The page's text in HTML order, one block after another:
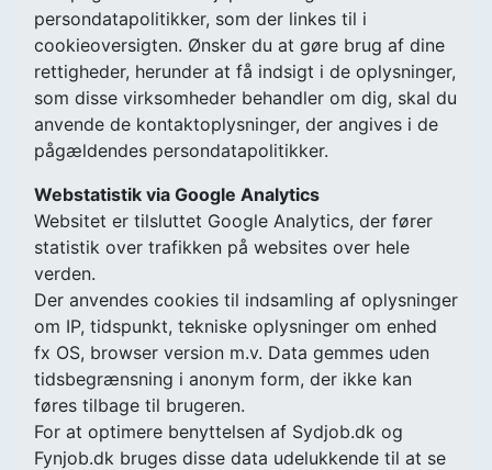
persondatapolitikker, som der linkes til i
cookieoversigten. Ønsker du at gøre brug af dine
rettigheder, herunder at få indsigt i de oplysninger,
som disse virksomheder behandler om dig, skal du
anvende de kontaktoplysninger, der angives i de
pågældendes persondatapolitikker.
Webstatistik via Google Analytics
Websitet er tilsluttet Google Analytics, der fører
statistik over trafikken på websites over hele
verden.
Der anvendes cookies til indsamling af oplysninger
om IP, tidspunkt, tekniske oplysninger om enhed
fx OS, browser version m.v. Data gemmes uden
tidsbegrænsning i anonym form, der ikke kan
føres tilbage til brugeren.
For at optimere benyttelsen af Sydjob.dk og
Fynjob.dk bruges disse data udelukkende til at se